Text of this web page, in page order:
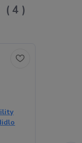
4